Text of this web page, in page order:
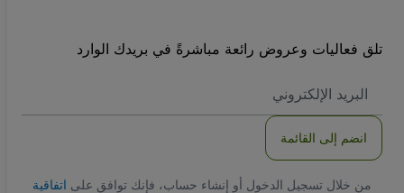
تلق فعاليات وعروض رائعة مباشرةً في بريدك الوارد
الاكتروني
انضم إلى القائمة
من خلال تسجيل الدخول أو إنشاء حساب، فإنك توافق على اتفاقية